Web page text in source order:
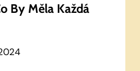
By Měla Každá